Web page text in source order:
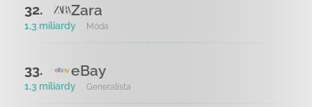
32. Zara
1,3 miliardy Móda
33. eBay
1,3 miliardy Generalista